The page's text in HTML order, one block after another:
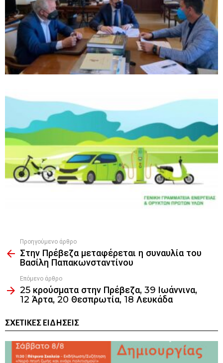
more
Προηγούμενο άρθρο
Στην Πρέβεζα μεταφέρεται η συναυλία του
Βασίλη Παπακωνσταντίνου
Επόμενο άρθρο
25 κρούσματα στην Πρέβεζα, 39 Ιωάννινα,
12 Άρτα, 20 Θεσπρωτία, 18 Λευκάδα
ΣΧΕΤΙΚΈΣ ΕΙΔΉΣΕΙΣ